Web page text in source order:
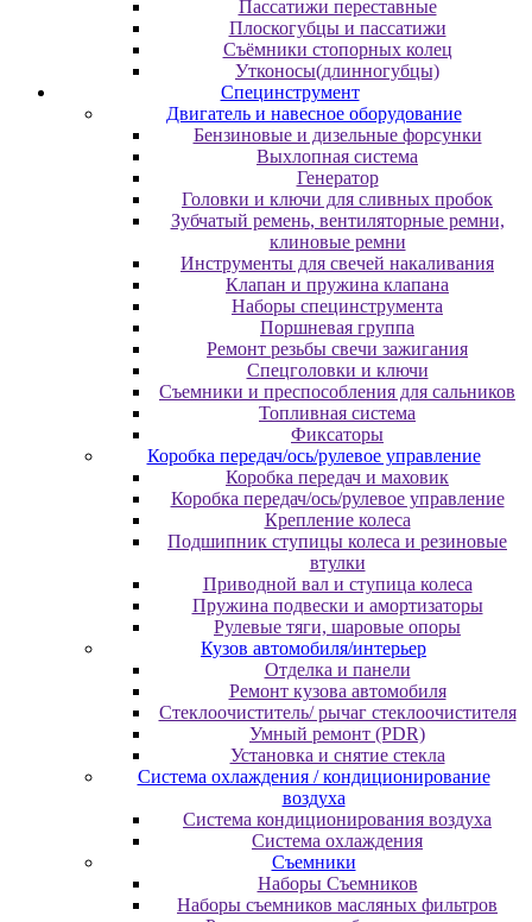
Пассатижи переставные
Плоскогубцы и пассатижи
Съёмники стопорных колец
Утконосы(длинногубцы)
Специнструмент
Двигатель и навесное оборудование
Бензиновые и дизельные форсунки
Выхлопная система
Генератор
Головки и ключи для сливных пробок
Зубчатый ремень, вентиляторные ремни,
клиновые ремни
Инструменты для свечей накаливания
Клапан и пружина клапана
Наборы специнструмента
Поршневая группа
Ремонт резьбы свечи зажигания
Спецголовки и ключи
Съемники и преспособления для сальников
Топливная система
Фиксаторы
Коробка передач/ось/рулевое управление
Коробка передач и маховик
Коробка передач/ось/рулевое управление
Крепление колеса
Подшипник ступицы колеса и резиновые
втулки
Приводной вал и ступица колеса
Пружина подвески и амортизаторы
Рулевые тяги, шаровые опоры
Кузов автомобиля/интерьер
Отделка и панели
Ремонт кузова автомобиля
Стеклоочиститель/ рычаг стеклоочистителя
Умный ремонт (PDR)
Установка и снятие стекла
Система охлаждения / кондиционирование
воздуха
Система кондиционирования воздуха
Система охлаждения
Съемники
Наборы Съемников
Наборы съемников масляных фильтров